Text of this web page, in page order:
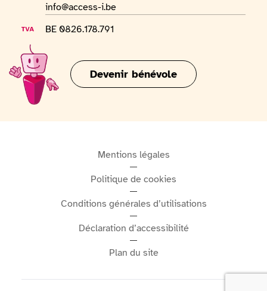
Adresse mail
info@access-i.be
Numéro de TVA
BE 0826.178.791
Devenir bénévole
Mentions légales
Politique de cookies
Conditions générales d’utilisations
Déclaration d’accessibilité
Plan du site